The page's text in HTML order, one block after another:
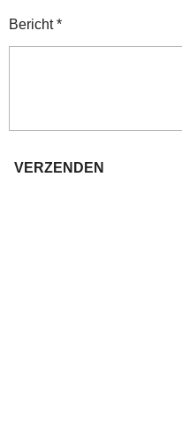
Bericht *
VERZENDEN